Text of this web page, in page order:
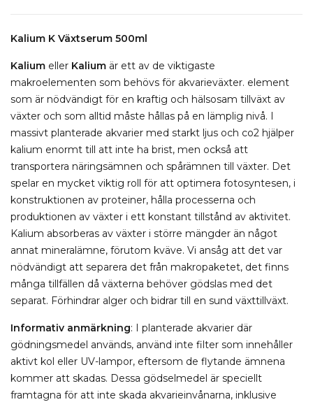
Kalium K Växtserum 500ml
Kalium eller Kalium är ett av de viktigaste
makroelementen som behövs för akvarieväxter. element
som är nödvändigt för en kraftig och hälsosam tillväxt av
växter och som alltid måste hållas på en lämplig nivå. I
massivt planterade akvarier med starkt ljus och co2 hjälper
kalium enormt till att inte ha brist, men också att
transportera näringsämnen och spårämnen till växter. Det
spelar en mycket viktig roll för att optimera fotosyntesen, i
konstruktionen av proteiner, hålla processerna och
produktionen av växter i ett konstant tillstånd av aktivitet.
Kalium absorberas av växter i större mängder än något
annat mineralämne, förutom kväve. Vi ansåg att det var
nödvändigt att separera det från makropaketet, det finns
många tillfällen då växterna behöver gödslas med det
separat. Förhindrar alger och bidrar till en sund växttillväxt.
Informativ anmärkning: I planterade akvarier där
gödningsmedel används, använd inte filter som innehåller
aktivt kol eller UV-lampor, eftersom de flytande ämnena
kommer att skadas. Dessa gödselmedel är speciellt
framtagna för att inte skada akvarieinvånarna, inklusive